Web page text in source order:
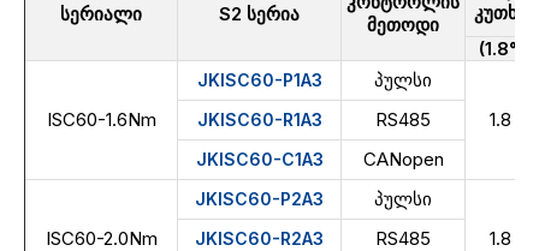
სერიალი S2 სერია
მეთოდი
კუთხე
(1.8°)
ISC60-1.6Nm
JKISC60-P1A3
პულსი
1.8
JKISC60-R1A3 RS485
JKISC60-C1A3 CANopen
ISC60-2.0Nm
JKISC60-P2A3
პულსი
1.8
JKISC60-R2A3 RS485